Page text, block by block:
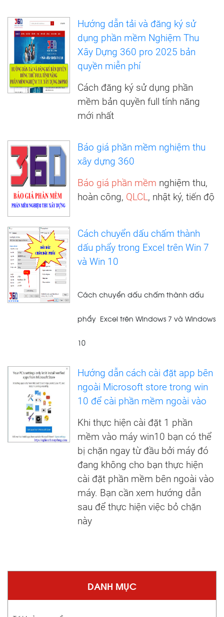
DANH MỤC
Hướng dẫn tải và đăng ký sử
dụng phần mềm Nghiệm Thu
Xây Dựng 360 pro 2025 bản
quyền miễn phí
Cách đăng ký sử dụng phần
mềm bản quyền full tính năng
mới nhất
Báo giá phần mềm nghiệm thu
xây dựng 360
Báo giá phần mềm nghiệm thu,
hoàn công, QLCL, nhật ký, tiến độ
Cách chuyển dấu chấm thành
dấu phẩy trong Excel trên Win 7
và Win 10
Cách chuyển dấu chấm thành dấu
phẩy Excel trên Windows 7 và Windows
10
Hướng dẫn cách cài đặt app bên
ngoài Microsoft store trong win
10 để cài phần mềm ngoài vào
Khi thực hiện cài đặt 1 phần
mềm vào máy win10 bạn có thể
bị chặn ngay từ đầu bởi máy đó
đang không cho bạn thực hiện
cài đặt phần mềm bên ngoài vào
máy. Bạn cần xem hướng dẫn
sau để thực hiện việc bỏ chặn
này